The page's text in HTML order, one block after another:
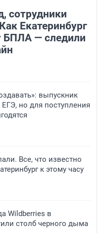
сотрудники
Екатеринбург
БПЛА — следили
выпускник
но для поступления
Все, что известно
к этому часу
Wildberries в
столб черного дыма